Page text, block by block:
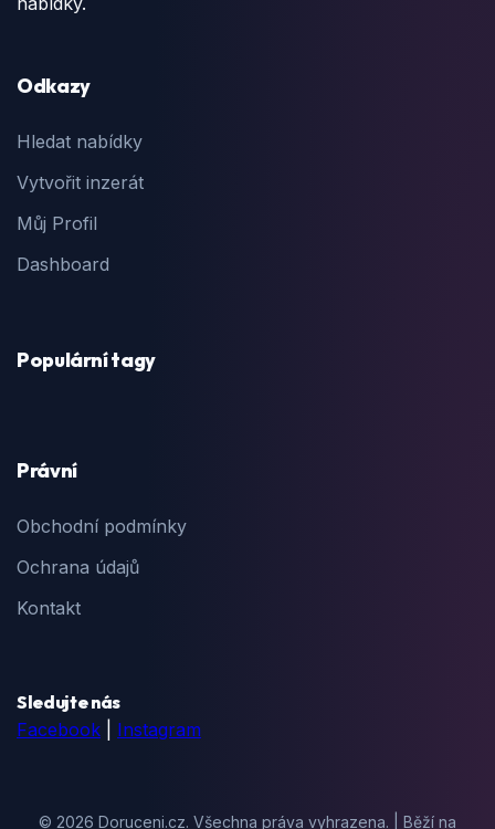
Odkazy
Hledat nabídky
Vytvořit inzerát
Můj Profil
Dashboard
Populární tagy
Právní
Obchodní podmínky
Ochrana údajů
Kontakt
Sledujte nás
Facebook
Instagram
© 2026 Doruceni.cz. Všechna práva vyhrazena. | Běží na